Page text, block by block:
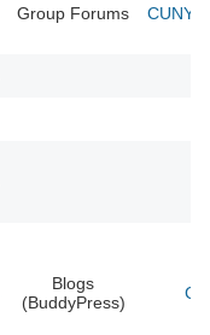
Group Forums CUNY
Blogs
(BuddyPress)